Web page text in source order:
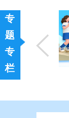
专
题
专
栏